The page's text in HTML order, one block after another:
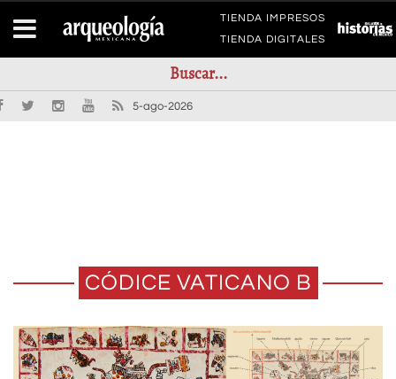
TIENDA IMPRESOS
TIENDA DIGITALES
5-ago-2026
CÓDICE VATICANO B